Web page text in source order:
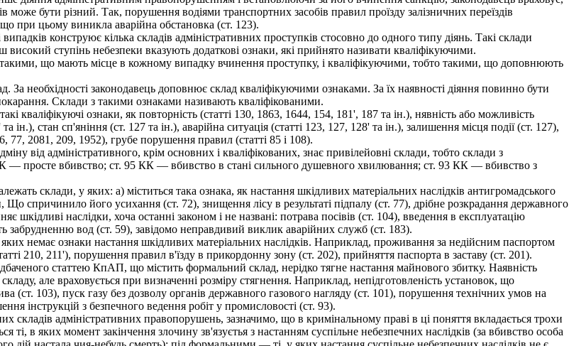
може бути різний. Так, порушення водіями транспортних засобів правил проїзду залізничних переїздів
при цьому виникла аварійна обстановка (ст. 123).
конструює кілька складів адміністративних проступків стосовно до одного типу діянь. Такі склади
високий ступінь небезпеки вказують додаткові ознаки, які прийнято називати кваліфікуючими.
що мають місце в кожному випадку вчинення проступку, і кваліфікуючими, тобто такими, що доповнюють
необхідності законодавець доповнює склад кваліфікуючими ознаками. За їх наявності діяння повинно бути
Склади з такими ознаками називають кваліфікованими.
кваліфікуючі ознаки, як повторність (статті 130, 1863, 1644, 154, 181', 187 та ін.), нявність або можливість
ін.), стан сп'яніння (ст. 127 та ін.), аварійна ситуація (статті 123, 127, 128' та ін.), залишення місця події (ст. 127),
77, 2081, 209, 1952), грубе порушення правил (статті 85 і 108).
від адміністративного, крім основних і кваліфікованих, знає привілейовні склади, тобто склади з
просте вбивство; ст. 95 КК — вбивство в стані сильного душевного хвилювання; ст. 93 КК — вбивство з
склади, у яких: а) міститься така ознака, як настання шкідливих матеріальних наслідків антигромадського
спричинило його усихання (ст. 72), знищення лісу в результаті підпалу (ст. 77), дрібне розкрадання державного
шкідливі наслідки, хоча останні законом і не названі: потрава посівів (ст. 104), введення в експлуатацію
забрудненню вод (ст. 59), завідомо неправдивий виклик аварійних служб (ст. 183).
немає ознаки настання шкідливих матеріальних наслідків. Наприклад, проживання за недійсним паспортом
210, 211'), порушення правил в'їзду в прикордонну зону (ст. 202), прийняття паспорта в заставу (ст. 201).
статтею КпАП, що містить формальний склад, нерідко тягне настання майнового збитку. Наявність
але враховується при визначенні розміру стягнення. Наприклад, непідготовленість установок, що
(ст. 103), пуск газу без дозволу органів державного газового нагляду (ст. 101), порушення технічних умов на
інструкцій з безпечного ведення робіт у промисловості (ст. 93).
складів адміністративних правопорушень, зазначимо, що в кримінальному праві в ці поняття вкладається трохи
ті, в яких момент закінчення злочину зв'язуєтья з настанням суспільне небезпечних наслідків (за вбивство особа